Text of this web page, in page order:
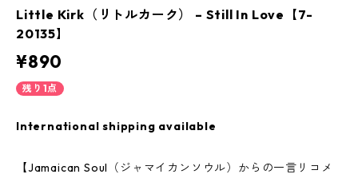
Little Kirk（リトルカーク） ‎– Still In Love【7-
20135】
¥890
残り1点
International shipping available
【Jamaican Soul（ジャマイカンソウル）からの一言リコメ